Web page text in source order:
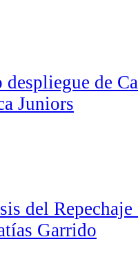
de
Juniors
del
Garrido